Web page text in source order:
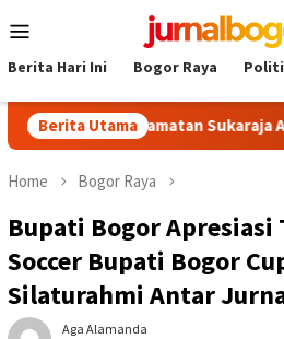
to
Menu
Berita Hari Ini Bogor Raya
Berita Utama
Kecamatan Sukaraja Adu
Home Bogor Raya
Bupati Bogor Apresiasi
Soccer Bupati Bogor
Silaturahmi Antar
Aga Alamanda